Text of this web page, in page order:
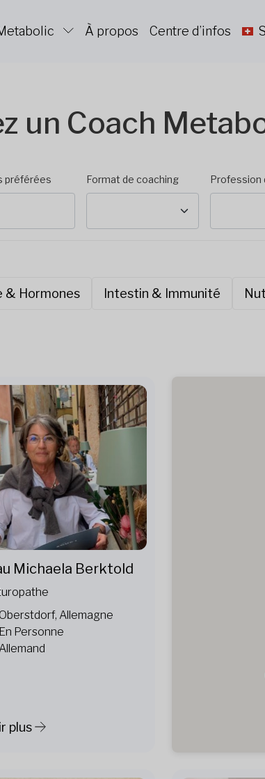
À propos Centre d’infos
un Coach
préférées Format de coaching Profession
& Hormones Intestin & Immunité
Michaela Berktold
Oberstdorf, Allemagne
En Personne
plus